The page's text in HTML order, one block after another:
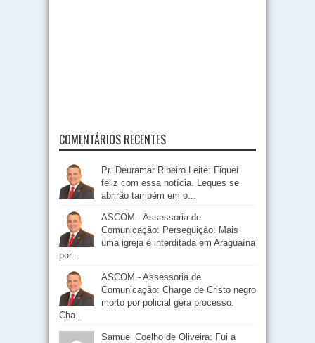
COMENTÁRIOS RECENTES
Pr. Deuramar Ribeiro Leite: Fiquei
feliz com essa notícia. Leques se
abrirão também em o...
ASCOM - Assessoria de
Comunicação: Perseguição: Mais
uma igreja é interditada em Araguaína
por...
ASCOM - Assessoria de
Comunicação: Charge de Cristo negro
morto por policial gera processo.
Cha...
Samuel Coelho de Oliveira: Fui a